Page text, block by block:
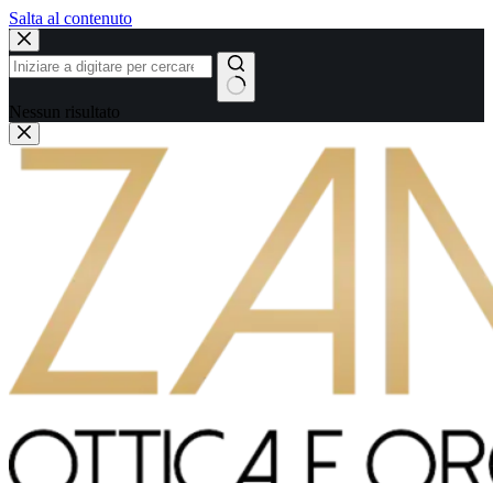
Salta al contenuto
Nessun risultato